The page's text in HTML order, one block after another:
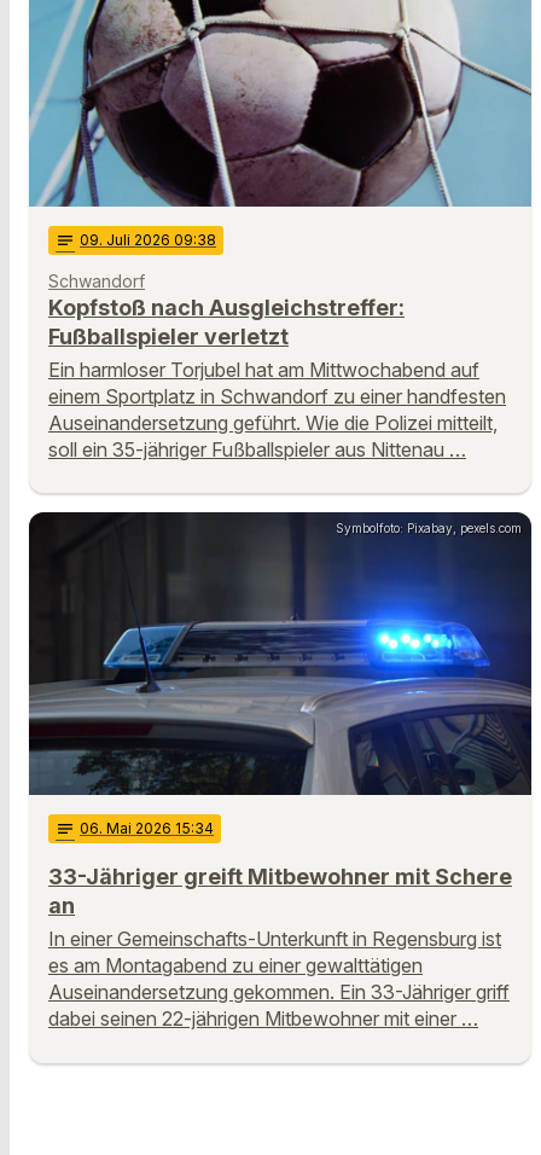
notes 09. Juli 2026 09:38
Schwandorf
Kopfstoß nach Ausgleichstreffer:
Fußballspieler verletzt
Ein harmloser Torjubel hat am Mittwochabend auf
einem Sportplatz in Schwandorf zu einer handfesten
Auseinandersetzung geführt. Wie die Polizei mitteilt,
soll ein 35-jähriger Fußballspieler aus Nittenau …
Symbolfoto: Pixabay, pexels.com
notes 06. Mai 2026 15:34
33-Jähriger greift Mitbewohner mit Schere
an
In einer Gemeinschafts-Unterkunft in Regensburg ist
es am Montagabend zu einer gewalttätigen
Auseinandersetzung gekommen. Ein 33-Jähriger griff
dabei seinen 22-jährigen Mitbewohner mit einer …